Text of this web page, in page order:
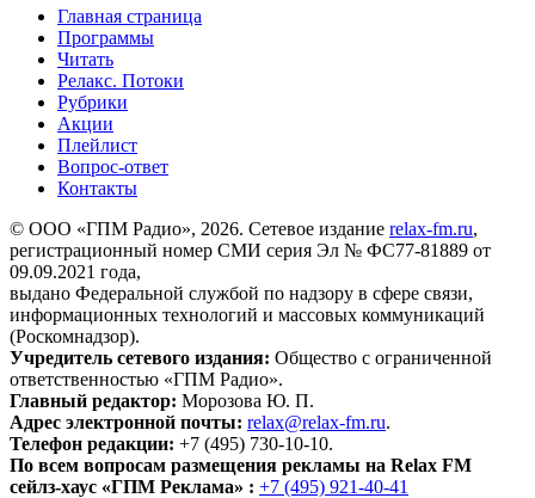
Главная страница
Программы
Читать
Релакс. Потоки
Рубрики
Акции
Плейлист
Вопрос-ответ
Контакты
© ООО «ГПМ Радио», 2026. Сетевое издание relax-fm.ru,
регистрационный номер СМИ серия Эл № ФС77-81889 от
09.09.2021 года,
выдано Федеральной службой по надзору в сфере связи,
информационных технологий и массовых коммуникаций
(Роскомнадзор).
Учредитель сетевого издания: Общество с ограниченной
ответственностью «ГПМ Радио».
Главный редактор: Морозова Ю. П.
Адрес электронной почты: relax@relax-fm.ru.
Телефон редакции: +7 (495) 730-10-10.
По всем вопросам размещения рекламы на Relax FM
сейлз-хаус «ГПМ Реклама» : +7 (495) 921-40-41